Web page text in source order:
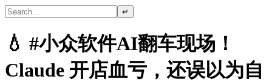
↵
💧 #小众软件AI翻车现场！
Claude 开店血亏，还误以为自